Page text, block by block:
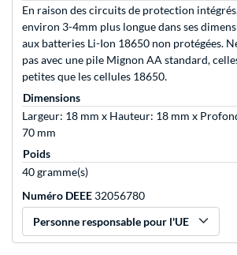
En raison des circuits de protection
environ 3-4mm plus longue dans ses
aux batteries Li-Ion 18650 non protégées.
pas avec une pile Mignon AA standard,
petites que les cellules 18650.
Dimensions
Largeur: 18 mm x Hauteur: 18 mm x
70 mm
Poids
40 gramme(s)
Numéro DEEE 32056780
Personne responsable pour l'UE